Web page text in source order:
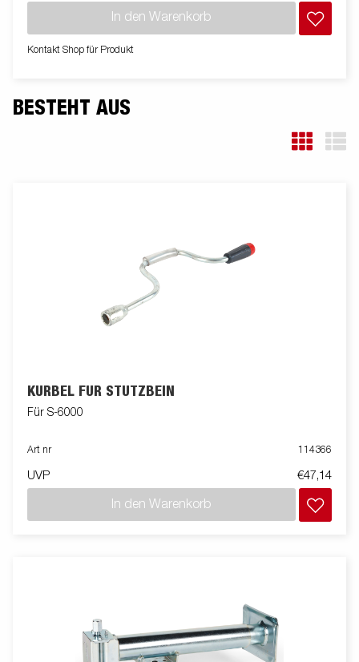
Anhänger noch flexibler für Dich. Bilder dienen lediglich der
In den Warenkorb
Kontakt Shop für Produkt
BESTEHT AUS
KURBEL FÜR STÜTZBEIN
Für S-6000
Art nr 114366
UVP €47,14
In den Warenkorb